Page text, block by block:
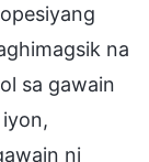
na
sa gawain
ni